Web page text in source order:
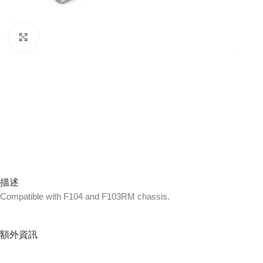
描述
Compatible with F104 and F103RM chassis.
額外資訊